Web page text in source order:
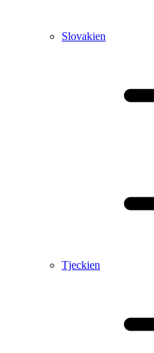
Slovakien
Tjeckien